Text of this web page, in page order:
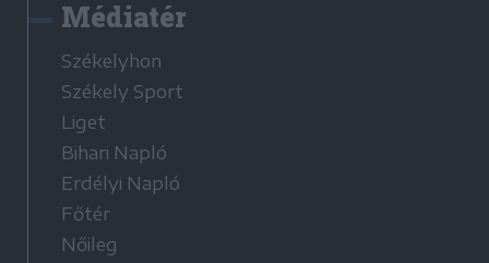
Médiatér
Székelyhon
Székely Sport
Liget
Bihari Napló
Erdélyi Napló
Főtér
Nőileg